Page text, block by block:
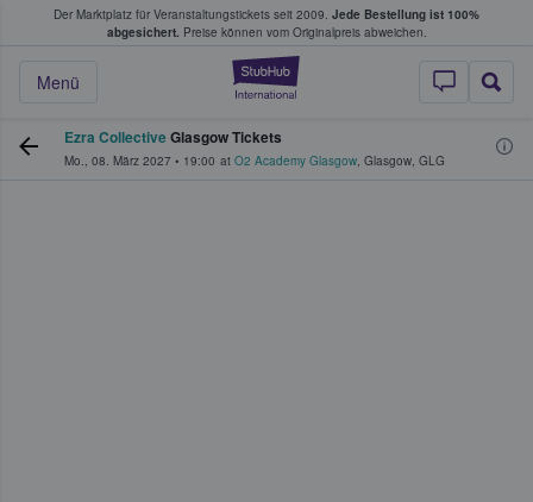
Der Marktplatz für Veranstaltungstickets seit 2009. Jede Bestellung ist 100%
abgesichert. Preise können vom Originalpreis abweichen.
StubHub - Wo
Menü
Tickets kaufen & verkaufen
Ezra CollectiveGlasgow Tickets
Mo., 08. März 2027 • 19:00 at O2 Academy Glasgow, Glasgow, GLG